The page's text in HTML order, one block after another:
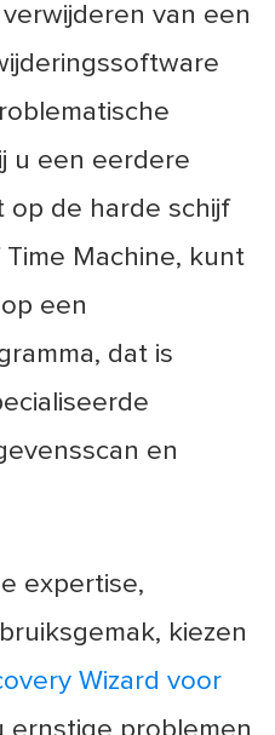
van een
u een eerdere
op de harde schijf
Machine, kunt
een
dat is
en
expertise,
kiezen
Wizard voor